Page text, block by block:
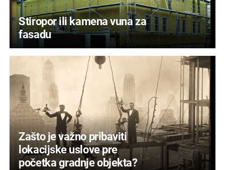
Stiropor ili kamena vuna za
fasadu
Zašto je važno pribaviti
lokacijske uslove pre
početka gradnje objekta?